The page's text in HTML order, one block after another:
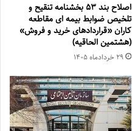
اصلاح بند ۵۳ بخشنامه تنقیح و
تلخیص ضوابط بیمه ای مقاطعه
کاران «قراردادهای خرید و فروش»
(هشتمین الحاقیه)
۲۹ خرداد‌ماه ۱۴۰۵